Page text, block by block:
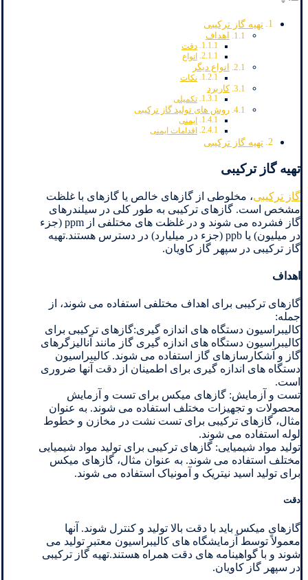
تهیه گاز ترکیبی
اهداف
دقت
انواع
انواع دیگر
نکات
کاربرد
تکمیلی
روش های تولید گاز ترکیبی
ایمنی
اقدامات ایمنی
تهیه گاز ترکیبی
تهیه گاز ترکیبی
گاز ترکیبی، مخلوطی از گازهای خالص یا گازهای با غلظت
مشخص است. گازهای ترکیبی به طور کلی در سیلندرهای
گاز فشرده می شوند و در غلظت های مختلفی از ppm (جزء
در میلیون) یا ppb (جزء در میلیارد) در دسترس هستند.تهیه
گاز ترکیبی در سپهر گاز کاویان.
اهداف
گازهای ترکیبی برای اهداف مختلفی استفاده می شوند، از
جمله:
کالیبراسیون دستگاه های اندازه گیری:گازهای ترکیبی برای
کالیبراسیون دستگاه های اندازه گیری گاز مانند آنالیزگرهای
گاز و آشکارسازهای گاز استفاده می شوند. کالیبراسیون
دستگاه های اندازه گیری برای اطمینان از دقت آنها ضروری
است.
تست و آزمایش: گازهای میکس برای تست و آزمایش
محصولات و تجهیزات مختلف استفاده می شوند. به عنوان
مثال، گازهای ترکیبی برای تست نشت در مخازن و خطوط
لوله استفاده می شوند.
تولید مواد شیمیایی: گازهای ترکیبی برای تولید مواد شیمیایی
مختلف استفاده می شوند. به عنوان مثال، گازهای میکس
برای تولید اسید نیتریک و آمونیاک استفاده می شوند.
دقت
گازهای میکس باید با دقت بالا تولید و کنترل شوند. آنها
معمولاً توسط آزمایشگاه های کالیبراسیون معتبر تولید می
شوند و با گواهینامه های دقت همراه هستند.تهیه گاز ترکیبی
در سپهر گاز کاویان.